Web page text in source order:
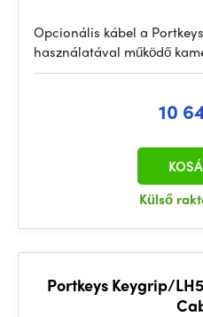
Opcionális kábel a
használatával működő
10
Külső
Portkeys Keygrip/